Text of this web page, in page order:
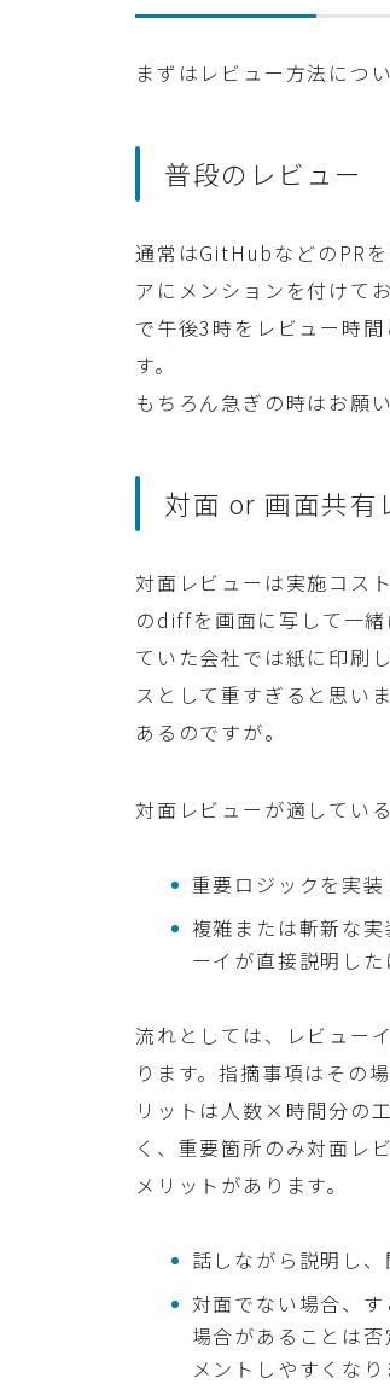
まずはレビュー方法につい
普段のレビュー
通常はGitHubなどのPR
アにメンションを付けて
で午後3時をレビュー時
す。
もちろん急ぎの時はお願
対面 or 画面共有
対面レビューは実施コス
のdiffを画面に写して一
ていた会社では紙に印刷
スとして重すぎると思い
あるのですが。
対面レビューが適してい
重要ロジックを実装
複雑または斬新な
ーイが直接説明した
流れとしては、レビュー
ります。指摘事項はその
リットは人数×時間分の
く、重要箇所のみ対面レ
メリットがあります。
話しながら説明し
対面でない場合、
場合があることは
メントしやすくなり